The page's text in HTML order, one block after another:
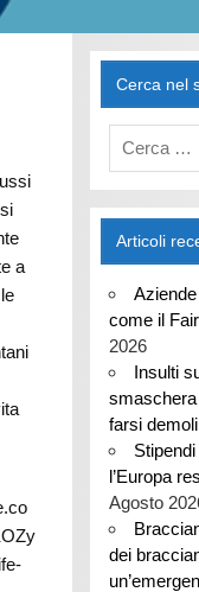
a
Cerca nel
Articoli
come il
2026
Insulti
smaschera
farsi
l’Europa
Agosto
dei